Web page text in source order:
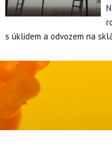
s úklidem a odvozem na